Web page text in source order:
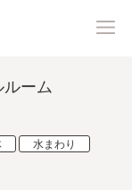
ーム
水まわり